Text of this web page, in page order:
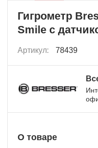
Гигрометр
Smile с
Артикул: 78439
О товаре